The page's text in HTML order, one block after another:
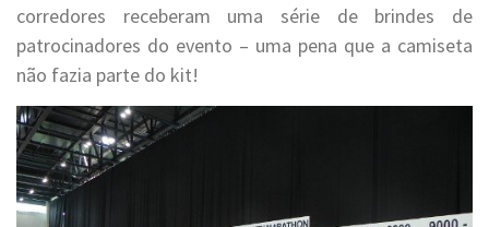
corredores receberam uma série de brindes de
patrocinadores do evento – uma pena que a camiseta
não fazia parte do kit!